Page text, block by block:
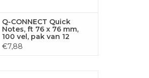
Q-CONNECT Quick
Notes, ft 76 x 76 mm,
100 vel, pak van 12
blokken in
pastelkleuren
€7,88